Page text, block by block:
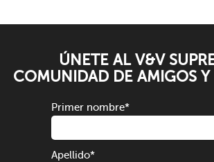
ÚNETE AL V&V
COMUNIDAD DE AMIGOS Y
Primer nombre*
Apellido*